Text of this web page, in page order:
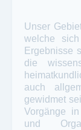
Unser
welche
Ergebnisse
die
auch
gewidmet
Vorgänge
und